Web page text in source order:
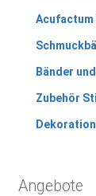
Bänder
Zubehör
Angebote